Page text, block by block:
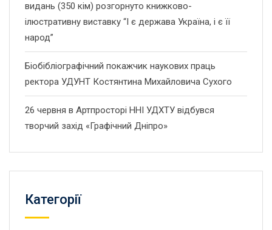
видань (350 кім) розгорнуто книжково-
ілюстративну виставку “І є держава Україна, і є її
народ”
Біобібліографічний покажчик наукових праць
ректора УДУНТ Костянтина Михайловича Сухого
26 червня в Артпросторі ННІ УДХТУ відбувся
творчий захід «Графічний Дніпро»
Категорії